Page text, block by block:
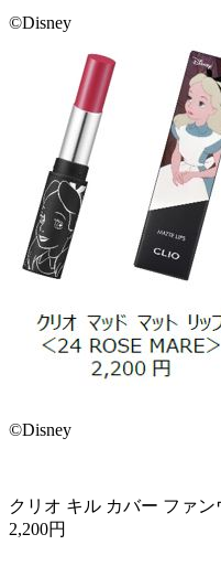
©Disney
©Disney
クリオ キル カバー ファ
2,200円